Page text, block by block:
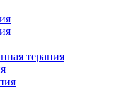
терапия